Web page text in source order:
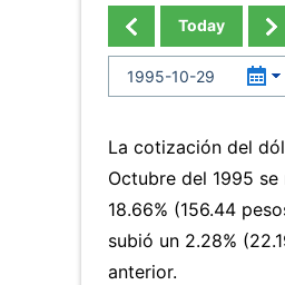
Today
La cotización del
Octubre del 1995
18.66% (156.44
subió un 2.28%
anterior.